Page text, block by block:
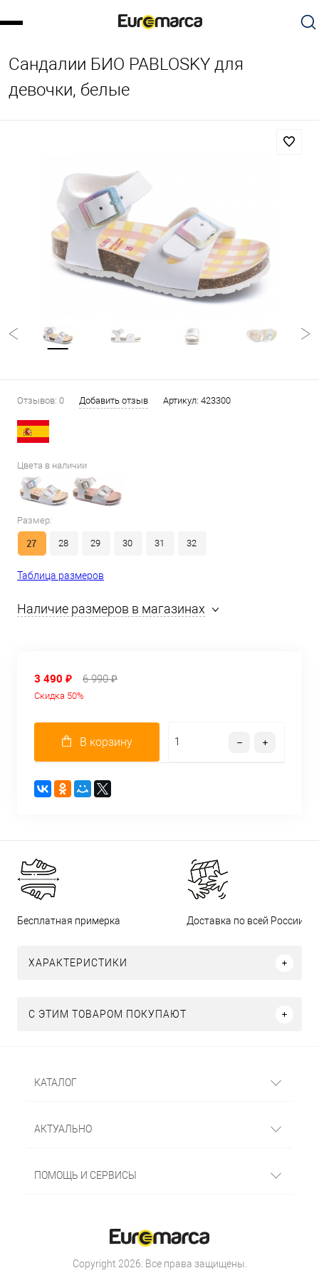
Сандалии БИО PABLOSKY для
девочки, белые
Отзывов: 0 Добавить отзыв Артикул: 423300
Цвета в наличии
Размер:
27 28 29 30 31 32
Таблица размеров
Наличие размеров в магазинах
3 490 ₽ 6 990 ₽
Скидка 50%
В корзину
Бесплатная примерка Доставка по всей России
ХАРАКТЕРИСТИКИ
С ЭТИМ ТОВАРОМ ПОКУПАЮТ
КАТАЛОГ
АКТУАЛЬНО
ПОМОЩЬ И СЕРВИСЫ
Copyright 2026. Все права защищены.